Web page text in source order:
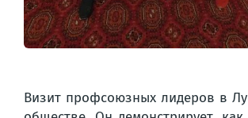
Визит профсоюзных лидеров в